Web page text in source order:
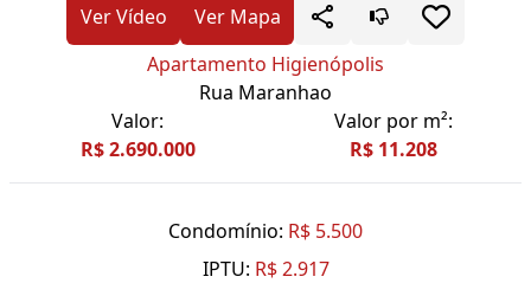
Ver Vídeo
Ver Mapa
Apartamento Higienópolis
Rua Maranhao
Valor:
R$ 2.690.000
Valor por m²:
R$ 11.208
Condomínio: R$ 5.500
IPTU: R$ 2.917